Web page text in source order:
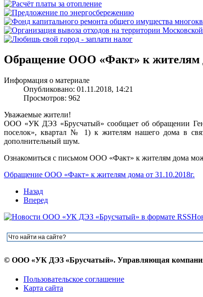
Обращение ООО «Факт» к жителям
Информация о материале
Опубликовано: 01.11.2018, 14:21
Просмотров: 962
Уважаемые жители!
ООО «УК ДЭЗ «Брусчатый» сообщает об обращении
поселок», квартал № 1) к жителям нашего дома в
дополнительный шум.
Ознакомиться с письмом ООО «Факт» к жителям дома
Обращение ООО «Факт» к жителям дома от 31.10.2018г.
Назад
Вперед
© ООО «УК ДЭЗ «Брусчатый». Управляющая компания
Пользовательское соглашение
Карта сайта